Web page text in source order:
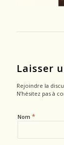
Laisser
Rejoindre la
N’hésitez pas à
Nom *